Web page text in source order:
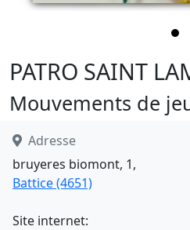
PATRO SAINT
Mouvements de
Adresse
bruyeres biomont, 1,
Battice (4651)
Site internet: